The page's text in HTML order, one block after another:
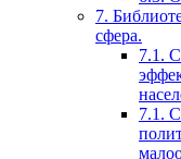
7.
сфера.
7.1.
7.1.